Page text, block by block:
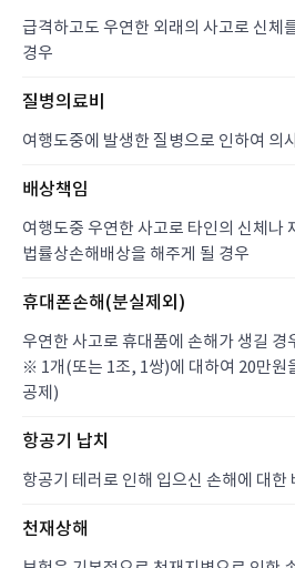
급격하고도 우연한 외래의 사고로 신체
경우
질병의료비
여행도중에 발생한 질병으로 인하여 의
배상책임
여행도중 우연한 사고로 타인의 신체나
법률상손해배상을 해주게 될 경우
휴대폰손해(분실제외)
우연한 사고로 휴대품에 손해가 생길 경
※ 1개(또는 1조, 1쌍)에 대하여 20만원
공제)
항공기 납치
항공기 테러로 인해 입으신 손해에 대한
천재상해